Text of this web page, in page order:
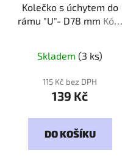
Kolečko s úchytem do
rámu "U"- D78 mm Kód:
Skladem (3 ks)
115 Kč bez DPH
139 Kč
DO KOŠÍKU